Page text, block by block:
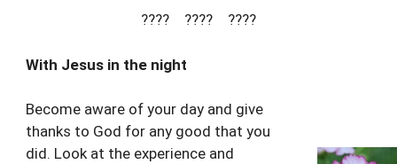
???? ???? ????
With Jesus in the night
Become aware of your day and give
thanks to God for any good that you
did. Look at the experience and